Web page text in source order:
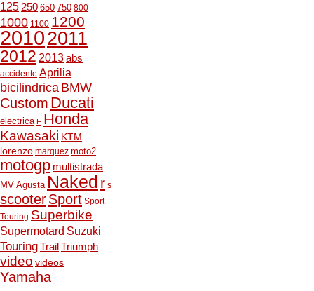
125 250 650 750 800
1000 1100 1200
20102011
2012 2013abs
accidente Aprilia
bicilindrica BMW
Custom Ducati
electrica F Honda
Kawasaki KTM
lorenzo marquez moto2
motogp multistrada
MV Agusta Naked r s
scooterSport Sport
Touring Superbike
Supermotard Suzuki
TouringTrailTriumph
video videos
Yamaha